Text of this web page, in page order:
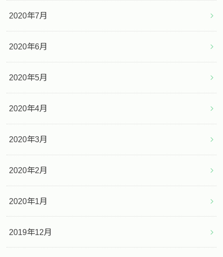
2020年7月
2020年6月
2020年5月
2020年4月
2020年3月
2020年2月
2020年1月
2019年12月